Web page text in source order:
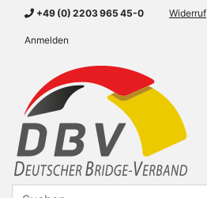
+49 (0) 2203 965 45-0 Widerruf
Anmelden